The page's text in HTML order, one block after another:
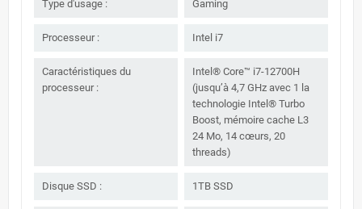
Type d'usage : Gaming
Processeur : Intel i7
Caractéristiques du
processeur :
Intel® Core™ i7-12700H
(jusqu’à 4,7 GHz avec 1 la
technologie Intel® Turbo
Boost, mémoire cache L3
24 Mo, 14 cœurs, 20
threads)
Disque SSD : 1TB SSD